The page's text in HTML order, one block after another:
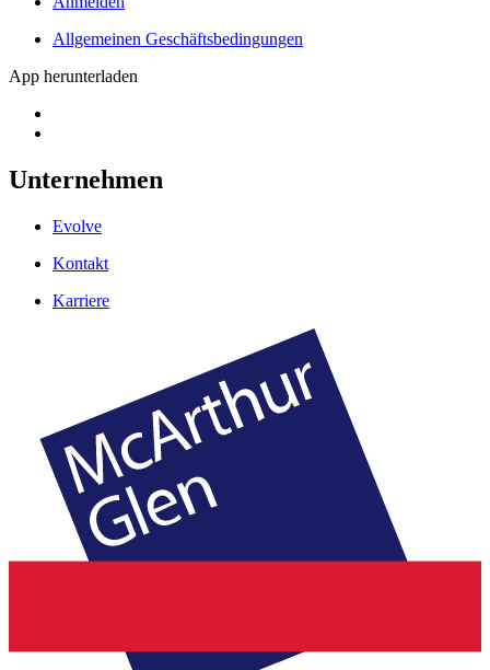
Allgemeinen Geschäftsbedingungen
App herunterladen
Unternehmen
Evolve
Kontakt
Karriere